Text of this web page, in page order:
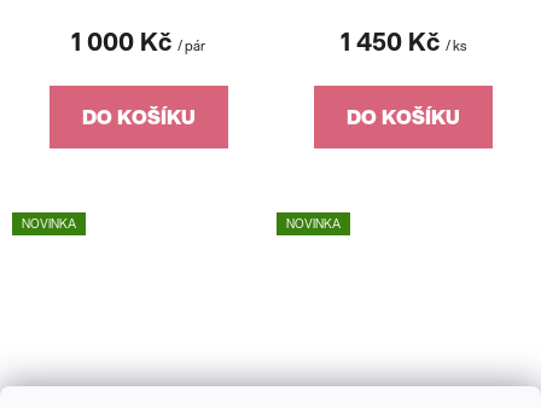
1 000 Kč / pár
DO KOŠÍKU
1 450 Kč / ks
DO KOŠÍKU
NOVINKA NOVINKA